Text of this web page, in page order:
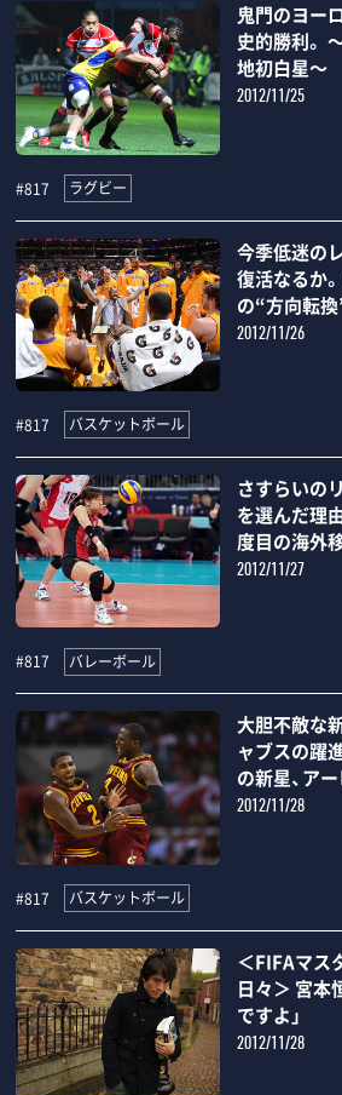
鬼門のヨー
史的勝利。
地初白星～
2012/11/25
#817 ラグビー
今季低迷の
復活なるか
の“方向転
2012/11/26
#817 バスケットボール
さすらいの
を選んだ理
度目の海外
2012/11/27
#817 バレーボール
大胆不敵な
ャブスの躍
の新星、ア
2012/11/28
#817 バスケットボール
＜FIFAマス
日々＞ 宮本
ですよ」
2012/11/28